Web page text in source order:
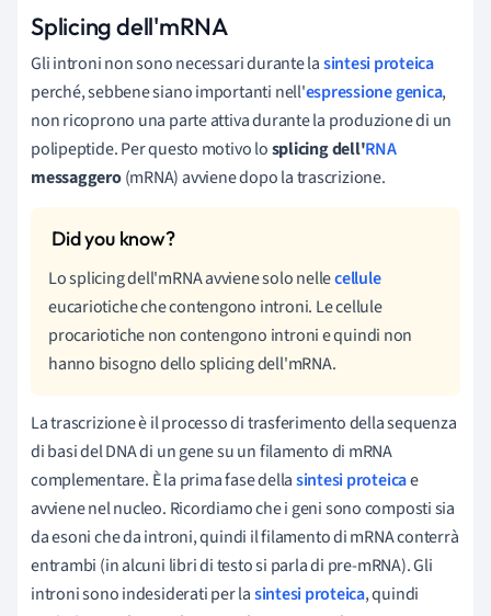
Splicing dell'mRNA
Gli introni non sono necessari durante lasintesi proteica
perché, sebbene siano importanti nell'espressione genica,
non ricoprono una parte attiva durante la produzione di un
polipeptide. Per questo motivo losplicing dell'RNA
messaggero(mRNA) avviene dopo la trascrizione.
Lo splicing dell'mRNA avviene solo nellecellule
eucariotiche che contengono introni. Le cellule
procariotiche non contengono introni e quindi non
hanno bisogno dello splicing dell'mRNA.
La trascrizione è il processo di trasferimento della sequenza
di basi del DNA di un gene su un filamento di mRNA
complementare. È la prima fase dellasintesi proteicae
avviene nel nucleo. Ricordiamo che i geni sono composti sia
da esoni che da introni, quindi il filamento di mRNA conterrà
entrambi (in alcuni libri di testo si parla di pre-mRNA). Gli
introni sono indesiderati per lasintesi proteica, quindi